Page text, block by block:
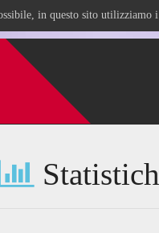
in questo sito utilizziamo